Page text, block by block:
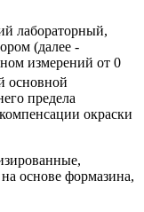
лабораторный,
(далее -
измерений от 0
основной
предела
окраски
основе формазина,